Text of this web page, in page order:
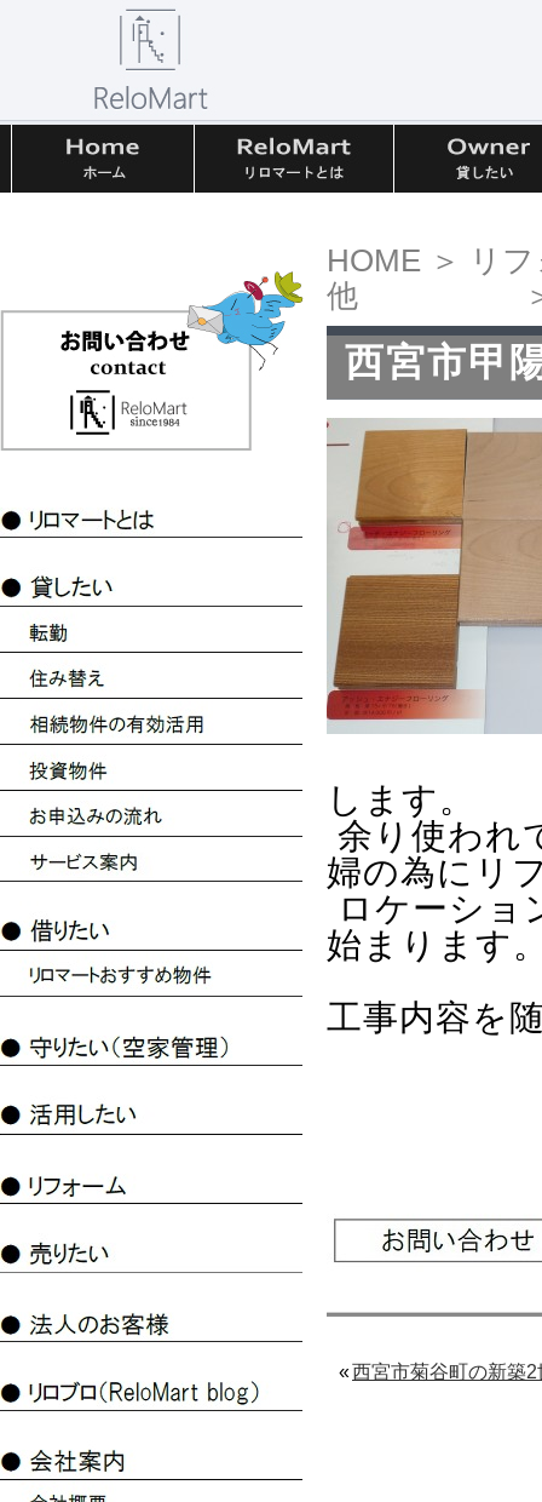
HOME ＞
リ
他
西宮市甲
します。
余り使われ
婦の為にリ
ロケーショ
始まります
工事内容を
«西宮市菊谷町の新築2